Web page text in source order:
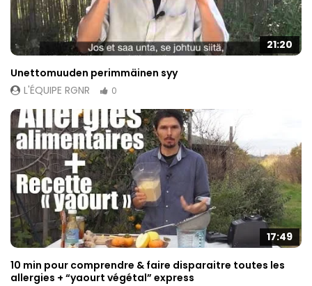
21:20
Unettomuuden perimmäinen syy
L'ÉQUIPE RGNR
0
17:49
10 min pour comprendre & faire disparaitre toutes les
allergies + “yaourt végétal” express